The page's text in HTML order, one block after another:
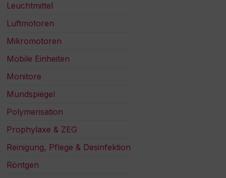
Leuchtmittel
Luftmotoren
Mikromotoren
Mobile Einheiten
Monitore
Mundspiegel
Polymerisation
Prophylaxe & ZEG
Reinigung, Pflege & Desinfektion
Röntgen